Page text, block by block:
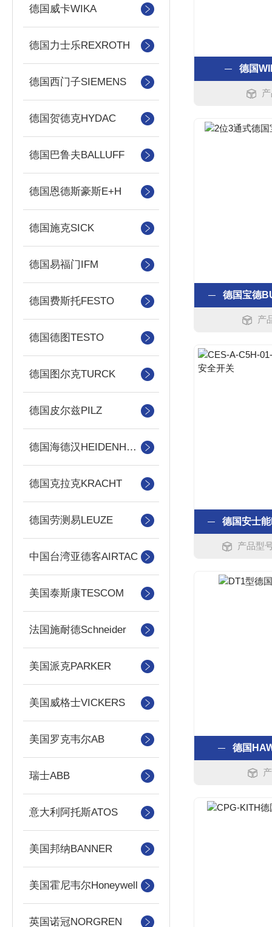
德国威卡WIKA
德国力士乐REXROTH
德国西门子SIEMENS
德国贺德克HYDAC
德国巴鲁夫BALLUFF
德国恩德斯豪斯E+H
德国施克SICK
德国易福门IFM
德国费斯托FESTO
德国德图TESTO
德国图尔克TURCK
德国皮尔兹PILZ
德国海德汉HEIDENHAIN
德国克拉克KRACHT
德国劳测易LEUZE
中国台湾亚德客AIRTAC
美国泰斯康TESCOM
法国施耐德Schneider
美国派克PARKER
美国威格士VICKERS
美国罗克韦尔AB
瑞士ABB
意大利阿托斯ATOS
美国邦纳BANNER
美国霍尼韦尔Honeywell
英国诺冠NORGREN
德国
德国宝德
产
德国安士
产品型
德国